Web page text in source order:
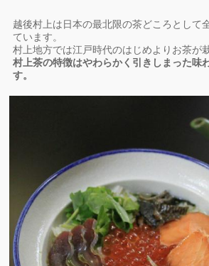
越後村上は日本の最北限の茶どころとして
ています。
村上地方では江戸時代のはじめよりお茶が
村上茶の特徴はやわらかく引きしまった味
す。